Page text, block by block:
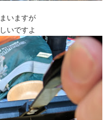
いますが
いですよ